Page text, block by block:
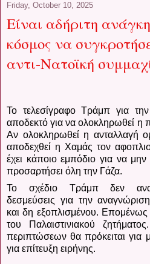
Friday, October 10, 2025
Είναι αδήριτη
κόσμος να
αντι-Νατοϊκή
To τελεσίγραφο Τράμπ για την
αποδεκτό για να ολοκληρωθεί
Αν ολοκληρωθεί η ανταλλαγή
αποδεχθεί η Χαμάς τον
έχει κάποιο εμπόδιο για να
προσαρτήσει όλη την Γάζα.
Το σχέδιο Τράμπ δεν
δεσμεύσεις για την
και δη εξοπλισμένου. Επομένως
του Παλαιστινιακού
περιπτώσεων θα πρόκειται για
για επίτευξη ειρήνης.